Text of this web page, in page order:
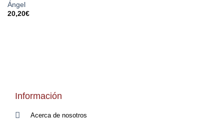
Ángel
20,20€
Información
Acerca de nosotros